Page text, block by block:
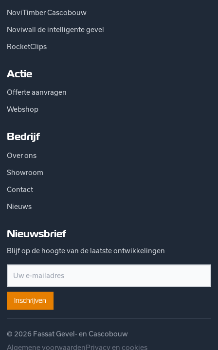
NoviTimber Cascobouw
Noviwall de intelligente gevel
RocketClips
Actie
Offerte aanvragen
Webshop
Bedrijf
Over ons
Showroom
Contact
Nieuws
Nieuwsbrief
Blijf op de hoogte van de laatste ontwikkelingen
Inschrijven
© 2026 Fassat Gevel- en Cascobouw
Algemene voorwaardenPrivacy en cookies